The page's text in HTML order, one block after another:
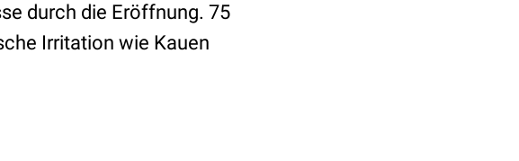
durch die Eröffnung. 75
Irritation wie Kauen